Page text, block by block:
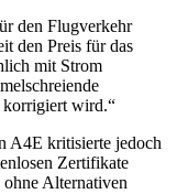
den Flugverkehr
den Preis für das
mit Strom
korrigiert wird.“
A4E kritisierte jedoch
Zertifikate
ohne Alternativen